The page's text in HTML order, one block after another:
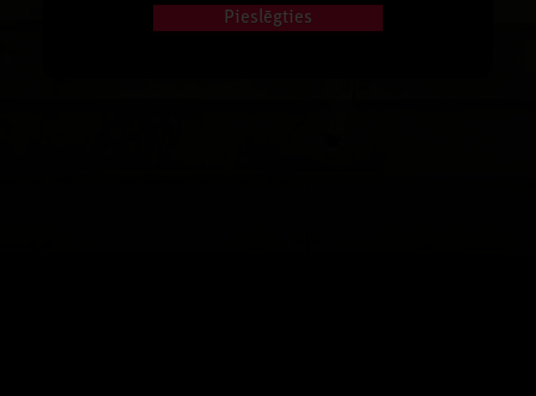
Pieslēgties